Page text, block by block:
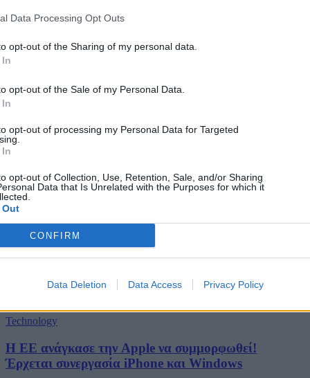
Data Processing Opt Outs
opt-out of the Sharing of my personal data.
opt-out of the Sale of my Personal Data.
opt-out of processing my Personal Data for Targeted
opt-out of Collection, Use, Retention, Sale, and/or Sharing
Data that Is Unrelated with the Purposes for which it
CONFIRM
Data Deletion Data Access Privacy Policy
Technology
H ΕΕ ανάγκασε την Apple να συμμορφωθεί!
Έρχεται συνεργασία iPhone και Windows